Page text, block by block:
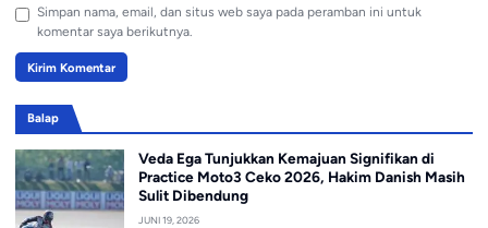
Simpan nama, email, dan situs web saya pada peramban ini untuk
komentar saya berikutnya.
Balap
Veda Ega Tunjukkan Kemajuan Signifikan di
Practice Moto3 Ceko 2026, Hakim Danish Masih
Sulit Dibendung
JUNI 19, 2026